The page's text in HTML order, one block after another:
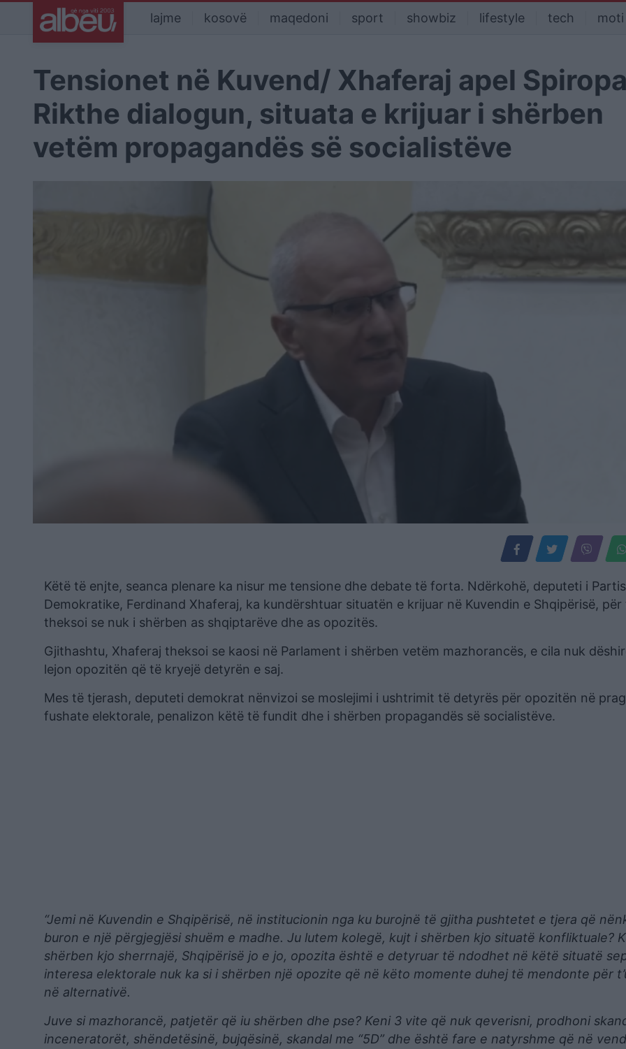
lajme kosovë maqedoni sport showbiz lifestyle tech moti
Tensionet në Kuvend/ Xhaferaj apel
Rikthe dialogun, situata e krijuar i shërben
vetëm propagandës së socialistëve
Këtë të enjte, seanca plenare ka nisur me tensione dhe debate të forta. Ndërkohë, deputeti i
Demokratike, Ferdinand Xhaferaj, ka kundërshtuar situatën e krijuar në Kuvendin e Shqipërisë, për
theksoi se nuk i shërben as shqiptarëve dhe as opozitës.
Gjithashtu, Xhaferaj theksoi se kaosi në Parlament i shërben vetëm mazhorancës, e cila nuk
lejon opozitën që të kryejë detyrën e saj.
Mes të tjerash, deputeti demokrat nënvizoi se moslejimi i ushtrimit të detyrës për opozitën në prag
fushate elektorale, penalizon këtë të fundit dhe i shërben propagandës së socialistëve.
“Jemi në Kuvendin e Shqipërisë, në institucionin nga ku burojnë të gjitha pushtetet e tjera që
buron e një përgjegjësi shuëm e madhe. Ju lutem kolegë, kujt i shërben kjo situatë konfliktuale?
shërben kjo sherrnajë, Shqipërisë jo e jo, opozita është e detyruar të ndodhet në këtë situatë
interesa elektorale nuk ka si i shërben një opozite që në këto momente duhej të mendonte për
në alternativë.
Juve si mazhorancë, patjetër që iu shërben dhe pse? Keni 3 vite që nuk qeverisni, prodhoni
inceneratorët, shëndetësinë, bujqësinë, skandal me “5D” dhe është fare e natyrshme që në